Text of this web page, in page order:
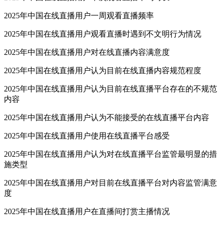
2025年中国在线直播用户一周观看直播频率
2025年中国在线直播用户观看直播时遇到不文明行为情况
2025年中国在线直播用户对在线直播内容满意度
2025年中国在线直播用户认为目前在线直播内容规范程度
2025年中国在线直播用户认为目前在线直播平台存在的不规范
内容
2025年中国在线直播用户认为不能接受的在线直播平台内容
2025年中国在线直播用户使用在线直播平台感受
2025年中国在线直播用户认为对在线直播平台监管最明显的措
施类型
2025年中国在线直播用户对目前在线直播平台对内容监管满意
度
2025年中国在线直播用户在直播间打赏主播情况